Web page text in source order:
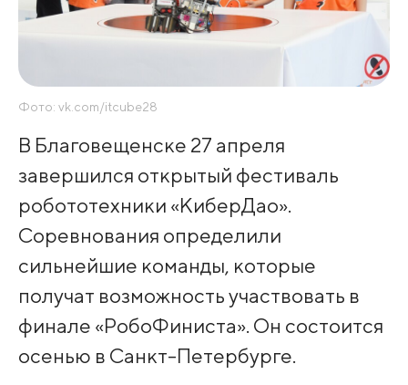
Фото: vk.com/itcube28
В Благовещенске 27 апреля
завершился открытый фестиваль
робототехники «КиберДао».
Соревнования определили
сильнейшие команды, которые
получат возможность участвовать в
финале «РобоФиниста». Он состоится
осенью в Санкт-Петербурге.